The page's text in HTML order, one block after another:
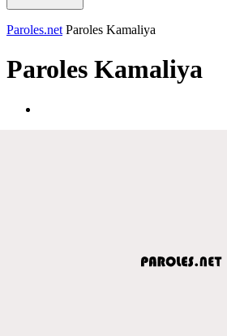
Paroles.net Paroles Kamaliya
Paroles Kamaliya